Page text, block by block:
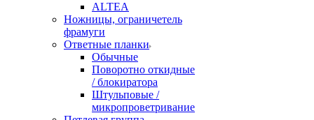
ALTEA
Ножницы, ограничетель
фрамуги
Ответные планки
Обычные
Поворотно откидные
/ блокиратора
Штульповые /
микропроветривание